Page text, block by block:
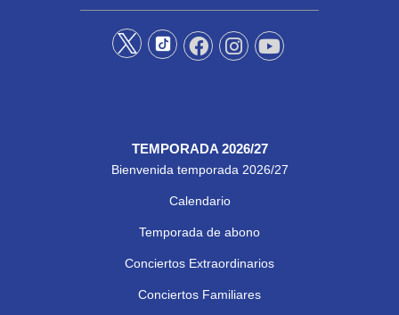
TEMPORADA 2026/27
Bienvenida temporada 2026/27
Calendario
Temporada de abono
Conciertos Extraordinarios
Conciertos Familiares